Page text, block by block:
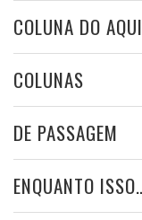
COLUNA DO
COLUNAS
DE PASSAGEM
ENQUANTO